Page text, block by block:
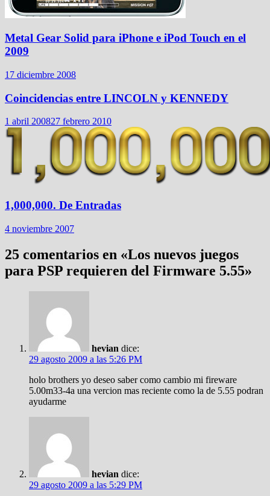
Metal Gear Solid para iPhone e iPod Touch en el
2009
17 diciembre 2008
Coincidencias entre LINCOLN y KENNEDY
1 abril 200827 febrero 2010
1,000,000. De Entradas
4 noviembre 2007
25 comentarios en «Los nuevos juegos
para PSP requieren del Firmware 5.55»
hevian dice:
29 agosto 2009 a las 5:26 PM
holo brothers yo deseo saber como cambio mi fireware
5.00m33-4a una vercion mas reciente como la de 5.55 podran
ayudarme
hevian dice:
29 agosto 2009 a las 5:29 PM